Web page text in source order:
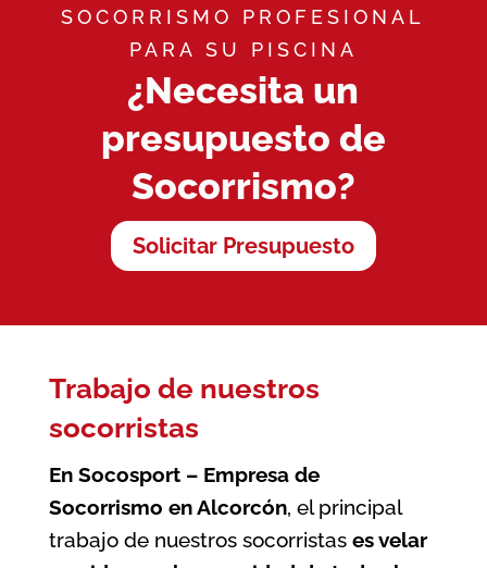
SOCORRISMO PROFESIONAL
PARA SU PISCINA
¿Necesita un
presupuesto de
Socorrismo?
Solicitar Presupuesto
Trabajo de nuestros
socorristas
En Socosport – Empresa de
Socorrismo en Alcorcón, el principal
trabajo de nuestros socorristas es velar